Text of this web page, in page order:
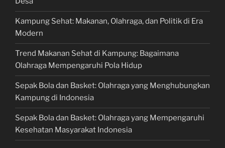
Kampung Sehat: Makanan, Olahraga, dan Politik di Era
Modern
Trend Makanan Sehat di Kampung: Bagaimana
Olahraga Mempengaruhi Pola Hidup
Sepak Bola dan Basket: Olahraga yang Menghubungkan
Kampung di Indonesia
Sepak Bola dan Basket: Olahraga yang Mempengaruhi
Kesehatan Masyarakat Indonesia